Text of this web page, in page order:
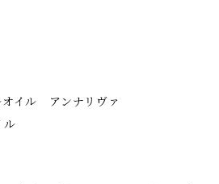
オイル アンナリヴァ
ル